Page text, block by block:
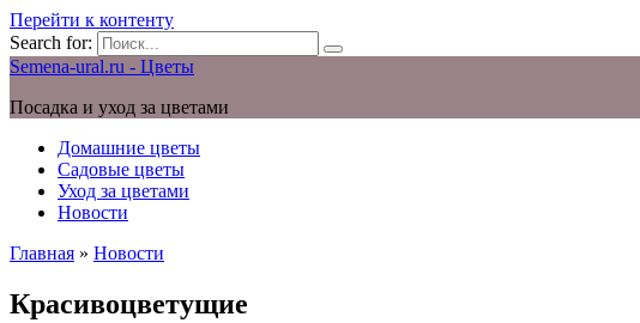
Перейти к контенту
Search for:
Semena-ural.ru - Цветы
Посадка и уход за цветами
Домашние цветы
Садовые цветы
Уход за цветами
Новости
Главная » Новости
Красивоцветущие